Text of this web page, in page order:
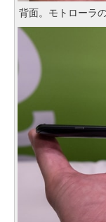
背面。モトローラ